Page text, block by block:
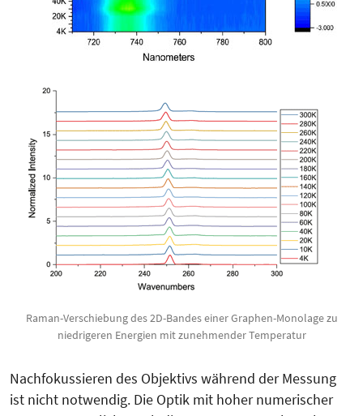
Raman-Verschiebung des 2D-Bandes einer Graphen-Monolage zu
niedrigeren Energien mit zunehmender Temperatur
Nachfokussieren des Objektivs während der Messung
ist nicht notwendig. Die Optik mit hoher numeri­scher